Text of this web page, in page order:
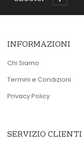
INFORMAZIONI
Chi Siamo
Termini e Condizioni
Privacy Policy
SERVIZIO CLIENTI